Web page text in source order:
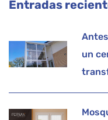
Entradas
un